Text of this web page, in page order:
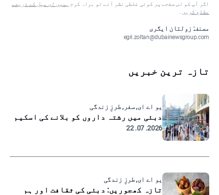
اگر آپ کو اس صفحے پر کوئی غلطی نظر آئے تو براہ کرم ہمیں ای میل کے ذریعے
مطلع کریں ۔
مصنف: زولتان ایگری
egri.zoltan@dubainewsgroup.com
تازہ ترین خبریں
یو اے ای, سفر, طرزِ زندگی
دبئی میں رشتہ داروں کو بلانے کی اسکیم
2026. 07. 22
یو اے ای, طرزِ زندگی
تازہ کھجوریں: دبئی کی ثقافت اور ہم